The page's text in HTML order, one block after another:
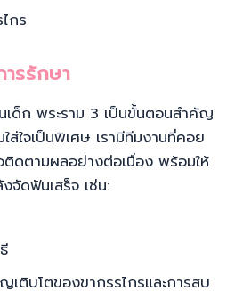
กร
รรักษา
เด็ก พระราม 3 เป็นขั้นตอนสำคัญ
ส่ใจเป็นพิเศษ เรามีทีมงานที่คอย
ดตามผลอย่างต่อเนื่อง พร้อมให้
จัดฟันเสร็จ เช่น:
ญเติบโตของขากรรไกรและการสบ